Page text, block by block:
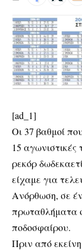
[ad_1]
Οι 37 βαθμοί
15
ρεκόρ
είχαμε για
Ανόρθωση, σε
πρωταθλήματα
ποδοσφαίρου.
Πριν από